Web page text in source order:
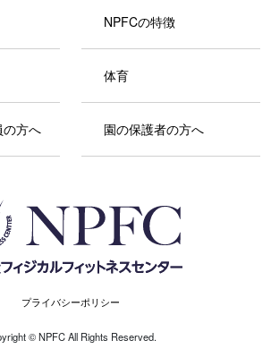
NPFCの特徴
体育
の方へ 園の保護者の方へ
プライバシーポリシー
©︎ NPFC All Rights Reserved.